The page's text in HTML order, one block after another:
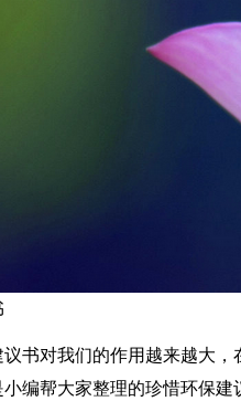
书对我们的作用越来越大
编帮大家整理的珍惜环保建